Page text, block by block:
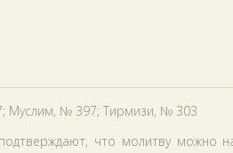
Муслим, № 397; Тирмизи, № 303
что молитву можно